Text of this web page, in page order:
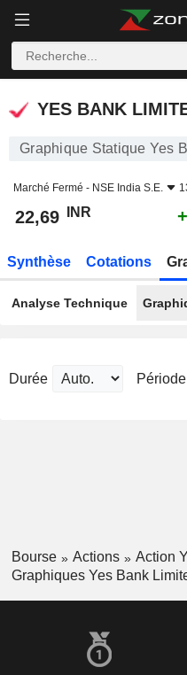
YES BANK LIMITED
YES BANK
Graphique Statique Yes
Marché Fermé - NSE India S.E.
22,69 INR
Synthèse Cotations
Analyse Technique
Durée Période
Bourse Actions
Action
Graphiques Yes Bank